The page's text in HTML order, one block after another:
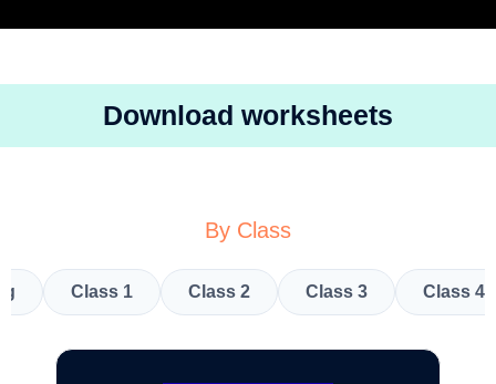
Download worksheets
By Class
Class 1 Class 2 Class 3 Class 4